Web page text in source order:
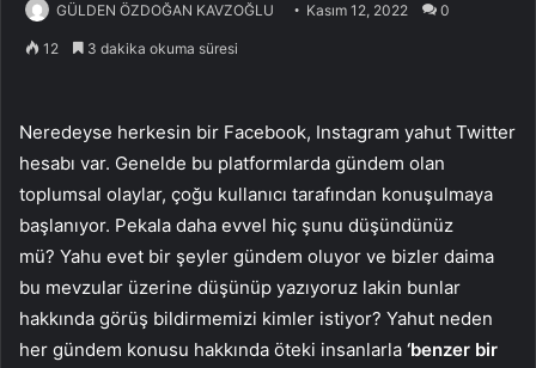
GÜLDEN ÖZDOĞAN KAVZOĞLU Kasım 12, 2022 0
12 3 dakika okuma süresi
Neredeyse herkesin bir Facebook, Instagram yahut Twitter
hesabı var. Genelde bu platformlarda gündem olan
toplumsal olaylar, çoğu kullanıcı tarafından konuşulmaya
başlanıyor. Pekala daha evvel hiç şunu düşündünüz
mü? Yahu evet bir şeyler gündem oluyor ve bizler daima
bu mevzular üzerine düşünüp yazıyoruz lakin bunlar
hakkında görüş bildirmemizi kimler istiyor? Yahut neden
her gündem konusu hakkında öteki insanlarla ‘benzer bir